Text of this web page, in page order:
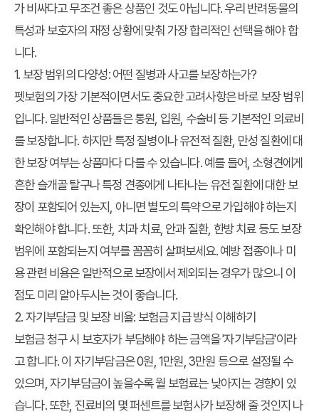
가 비싸다고 무조건 좋은 상품인 것도 아닙니다. 우리 반려동물의
특성과 보호자의 재정 상황에 맞춰 가장 합리적인 선택을 해야 합
니다.
1. 보장 범위의 다양성: 어떤 질병과 사고를 보장하는가?
펫보험의 가장 기본적이면서도 중요한 고려사항은 바로 보장 범위
입니다. 일반적인 상품들은 통원, 입원, 수술비 등 기본적인 의료비
를 보장합니다. 하지만 특정 질병이나 유전적 질환, 만성 질환에 대
한 보장 여부는 상품마다 다를 수 있습니다. 예를 들어, 소형견에게
흔한 슬개골 탈구나 특정 견종에게 나타나는 유전 질환에 대한 보
장이 포함되어 있는지, 아니면 별도의 특약으로 가입해야 하는지
확인해야 합니다. 또한, 치과 치료, 안과 질환, 한방 치료 등도 보장
범위에 포함되는지 여부를 꼼꼼히 살펴보세요. 예방 접종이나 미
용 관련 비용은 일반적으로 보장에서 제외되는 경우가 많으니 이
점도 미리 알아두시는 것이 좋습니다.
2. 자기부담금 및 보장 비율: 보험금 지급 방식 이해하기
보험금 청구 시 보호자가 부담해야 하는 금액을 '자기부담금'이라
고 합니다. 이 자기부담금은 0원, 1만원, 3만원 등으로 설정될 수
있으며, 자기부담금이 높을수록 월 보험료는 낮아지는 경향이 있
습니다. 또한, 진료비의 몇 퍼센트를 보험사가 보장해 줄 것인지 나